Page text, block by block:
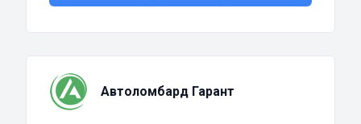
Автоломбард Гарант